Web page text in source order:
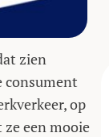
zien
consument
op
een mooie